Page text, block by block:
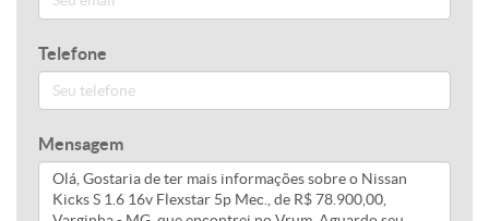
Telefone
Mensagem